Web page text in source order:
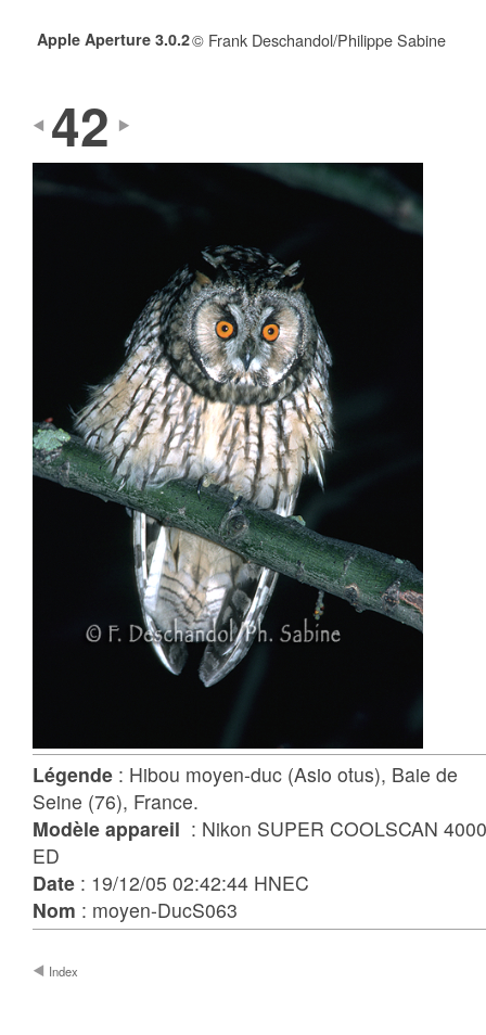
Apple Aperture 3.0.2© Frank Deschandol/Philippe Sabine
42
Légende : Hibou moyen-duc (Asio otus), Baie de
Seine (76), France.
Modèle appareil : Nikon SUPER COOLSCAN 4000
ED
Date : 19/12/05 02:42:44 HNEC
Nom : moyen-DucS063
Index